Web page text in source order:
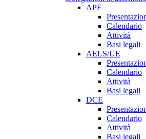
APF
Calendario
Attività
Basi legali
AELS/UE
Calendario
Attività
Basi legali
DCE
Calendario
Attività
Basi legali